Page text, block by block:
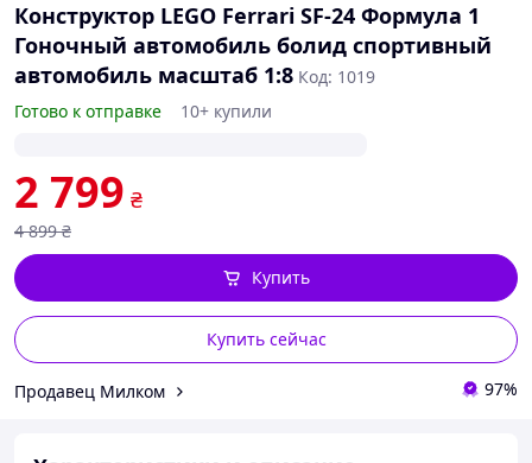
Конструктор LEGO Ferrari SF-24 Формула 1
Гоночный автомобиль болид спортивный
автомобиль масштаб 1:8 Код: 1019
Готово к отправке
10+ купили
2 799 ₴
4 899 ₴
Купить сейчас
Купить
Продавец Милком 97%